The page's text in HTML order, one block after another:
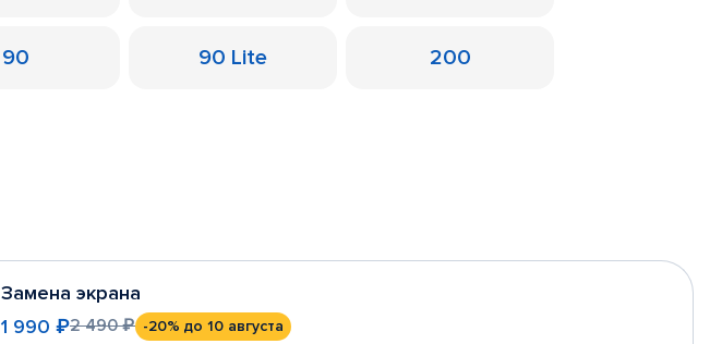
90 90 Lite 200
Замена экрана
1 990 ₽2 490 ₽ -20% до 10 августа